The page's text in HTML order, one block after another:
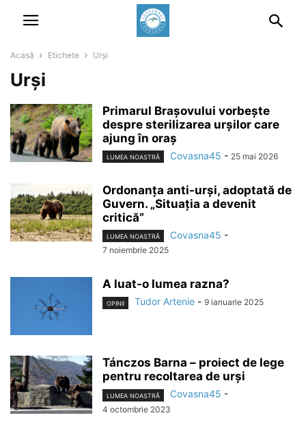
Acasă Etichete Urși
Urși
Primarul Brașovului vorbește
despre sterilizarea urșilor care
ajung în oraș
LUMEA NOASTRĂ Covasna45 - 25 mai 2026
Ordonanța anti-urși, adoptată de
Guvern. „Situația a devenit
critică”
LUMEA NOASTRĂ Covasna45 -
7 noiembrie 2025
A luat-o lumea razna?
OPINII Tudor Artenie - 9 ianuarie 2025
Tánczos Barna – proiect de lege
pentru recoltarea de urși
LUMEA NOASTRĂ Covasna45 -
4 octombrie 2023